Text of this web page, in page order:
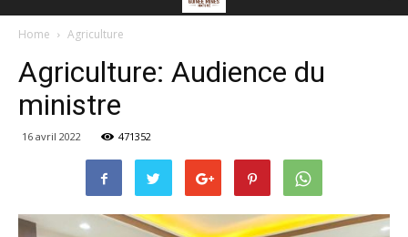
Home Agriculture
Agriculture: Audience du
ministre
16 avril 2022 471352